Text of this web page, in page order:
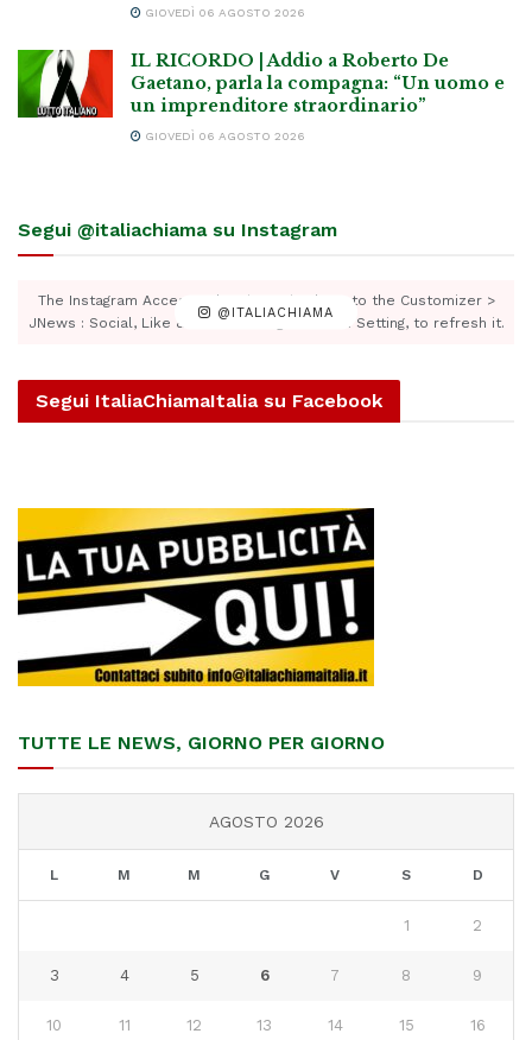
GIOVEDÌ 06 AGOSTO 2026
IL RICORDO | Addio a Roberto De
Gaetano, parla la compagna: “Un uomo e
un imprenditore straordinario”
GIOVEDÌ 06 AGOSTO 2026
Segui @italiachiama su Instagram
@ITALIACHIAMA
The Instagram Access Token is expired, Go to the Customizer >
JNews : Social, Like & View > Instagram Feed Setting, to refresh it.
Segui ItaliaChiamaItalia su Facebook
TUTTE LE NEWS, GIORNO PER GIORNO
AGOSTO 2026
L M M G V S D
1 2
3 4 5 6 7 8 9
10 11 12 13 14 15 16